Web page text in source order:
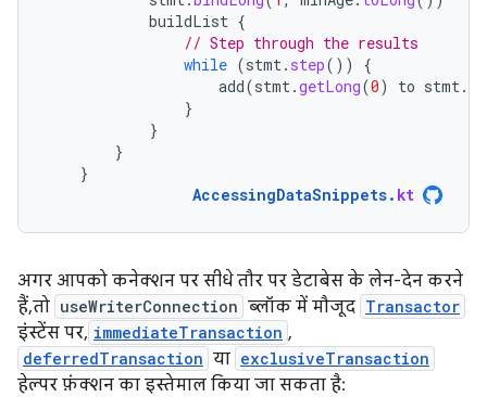
buildList {
// Step through the results
while (stmt. step())
{
add(stmt.getLong(0) to stmt.
}
}
}
}
AccessingDataSnippets. kt
अगर आपको कनेक्शन पर सीधे तौर पर डेटाबेस के लेन-देन करने
हैं, तो useWriterConnection ब्लॉक में मौजूद Transactor
इंस्टेंस पर, immediateTransaction ,
deferredTransaction या exclusiveTransaction
हेल्पर फ़ंक्शन का इस्तेमाल किया जा सकता है: